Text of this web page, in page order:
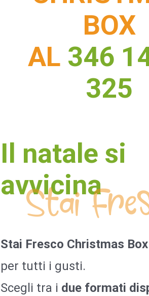
BOX
AL 346
325
Il natale si
avvicina
Stai Fresco Christmas Box
per tutti i gusti.
Scegli tra i due formati